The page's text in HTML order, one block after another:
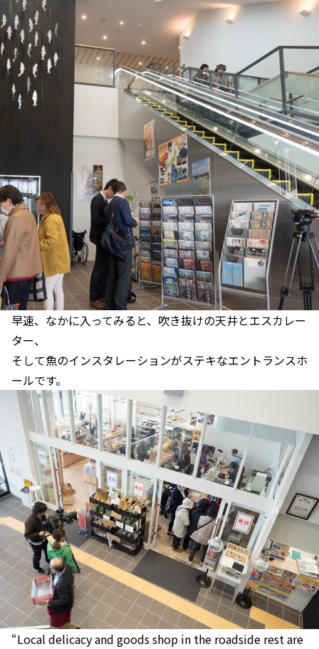
早速、なかに入ってみると、吹き抜けの天井とエスカレー
ター、
そして魚のインスタレーションがステキなエントランスホ
ールです。
“Local delicacy and goods shop in the roadside rest are